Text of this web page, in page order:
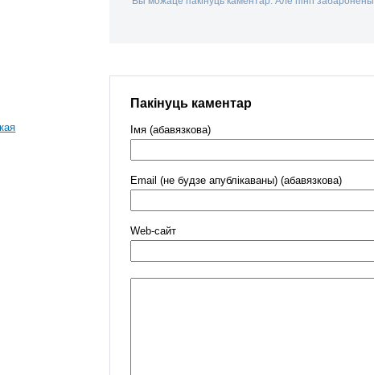
Пакінуць каментар
Імя (абавязкова)
Email (не будзе апублікаваны) (абавязкова)
Web-cайт